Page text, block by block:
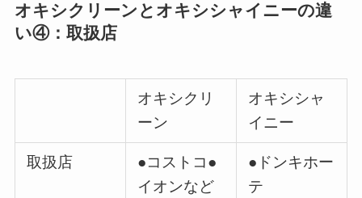
オキシクリーンとオキシシャイニーの違
い④：取扱店
オキシクリ
ーン
オキシシャ
イニー
取扱店
●コストコ●
イオンなど
●ドンキホー
テ